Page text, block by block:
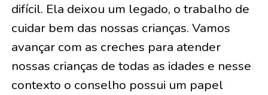
difícil. Ela deixou um legado, o trabalho de
cuidar bem das nossas crianças. Vamos
avançar com as creches para atender
nossas crianças de todas as idades e nesse
contexto o conselho possui um papel